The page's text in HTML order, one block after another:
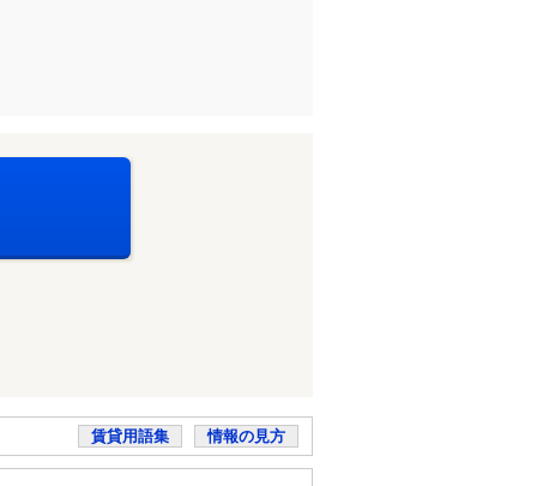
賃貸用語集 情報の見方